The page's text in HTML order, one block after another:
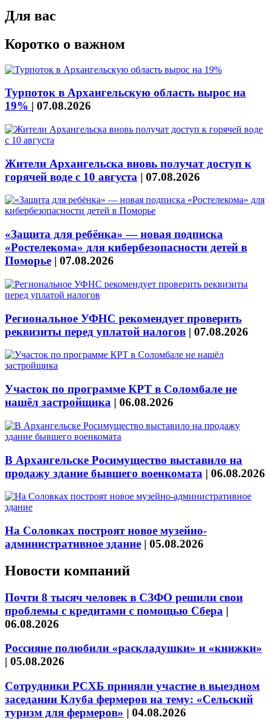
Для вас
Коротко о важном
Турпоток в Архангельскую область вырос на
19% | 07.08.2026
Жители Архангельска вновь получат доступ к
горячей воде с 10 августа | 07.08.2026
«Защита для ребёнка» — новая подписка
«Ростелекома» для кибербезопасности детей в
Поморье | 07.08.2026
Региональное УФНС рекомендует проверить
реквизиты перед уплатой налогов | 07.08.2026
Участок по программе КРТ в Соломбале не
нашёл застройщика | 06.08.2026
В Архангельске Росимущество выставило на
продажу здание бывшего военкомата | 06.08.2026
На Соловках построят новое музейно-
административное здание | 05.08.2026
Новости компаний
Почти 8 тысяч человек в СЗФО решили свои
проблемы с кредитами с помощью Сбера |
06.08.2026
Россияне полюбили «раскладушки» и «книжки»
| 05.08.2026
Сотрудники РСХБ приняли участие в выездном
заседании Клуба фермеров на тему: «Сельский
туризм для фермеров» | 04.08.2026